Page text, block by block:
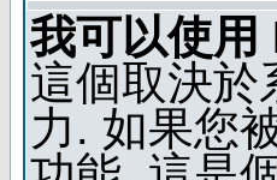
我可以使用
這個取決於
力. 如果您